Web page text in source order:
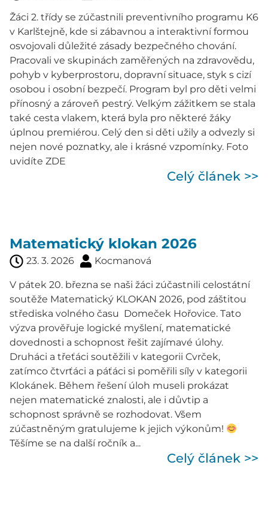
Žáci 2. třídy se zúčastnili preventivního programu K6
v Karlštejně, kde si zábavnou a interaktivní formou
osvojovali důležité zásady bezpečného chování.
Pracovali ve skupinách zaměřených na zdravovědu,
pohyb v kyberprostoru, dopravní situace, styk s cizí
osobou i osobní bezpečí. Program byl pro děti velmi
přínosný a zároveň pestrý. Velkým zážitkem se stala
také cesta vlakem, která byla pro některé žáky
úplnou premiérou. Celý den si děti užily a odvezly si
nejen nové poznatky, ale i krásné vzpomínky. Foto
uvidíte ZDE
Celý článek >>
Matematický klokan 2026
23. 3. 2026 Kocmanová
V pátek 20. března se naši žáci zúčastnili celostátní
soutěže Matematický KLOKAN 2026, pod záštitou
střediska volného času Domeček Hořovice. Tato
výzva prověřuje logické myšlení, matematické
dovednosti a schopnost řešit zajímavé úlohy.
Druháci a třeťáci soutěžili v kategorii Cvrček,
zatímco čtvrťáci a páťáci si poměřili síly v kategorii
Klokánek. Během řešení úloh museli prokázat
nejen matematické znalosti, ale i důvtip a
schopnost správně se rozhodovat. Všem
zúčastněným gratulujeme k jejich výkonům!
Těšíme se na další ročník a...
Celý článek >>